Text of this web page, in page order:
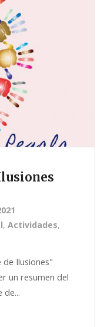
, Actividades,
de Ilusiones"
un resumen del
de...